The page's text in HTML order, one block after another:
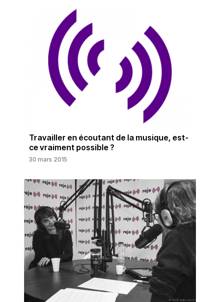
Travailler en écoutant de la musique, est-
ce vraiment possible ?
30 mars 2015